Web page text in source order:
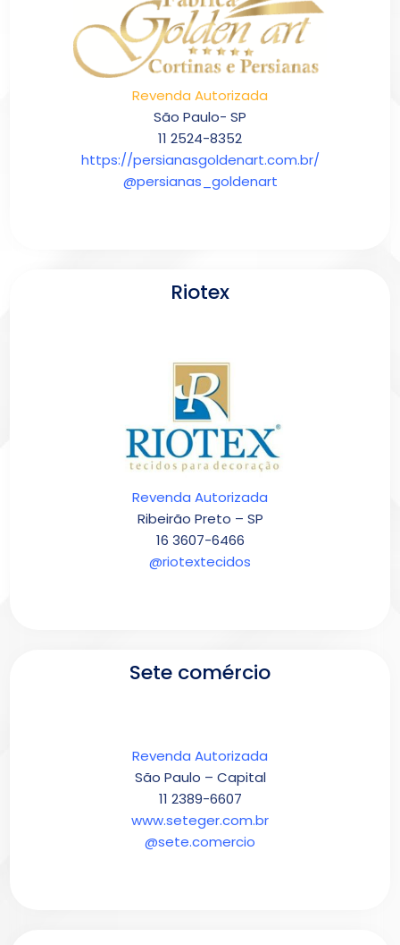
Revenda Autorizada
São Paulo- SP
11 2524-8352
https://persianasgoldenart.com.br/
@persianas_goldenart
Riotex
Revenda Autorizada
Ribeirão Preto – SP
16 3607-6466
@riotextecidos
Sete comércio
Revenda Autorizada
São Paulo – Capital
11 2389-6607
www.seteger.com.br
@sete.comercio